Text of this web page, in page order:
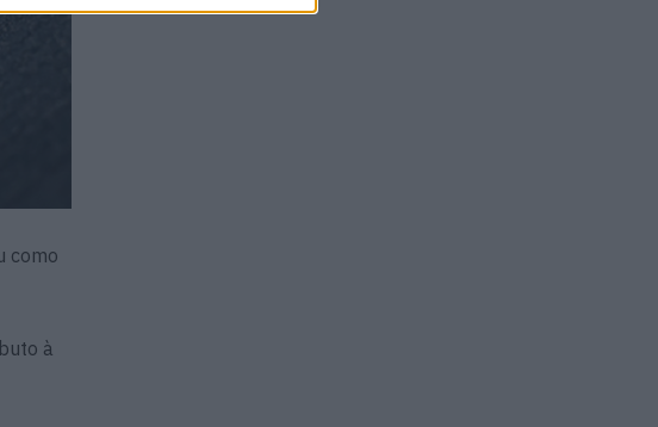
como
à